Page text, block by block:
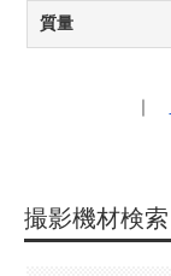
質量
撮影機材検索